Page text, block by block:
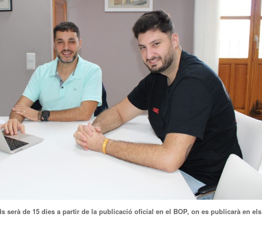
serà de 15 dies a partir de la publicació oficial en el BOP, on es publicarà en els